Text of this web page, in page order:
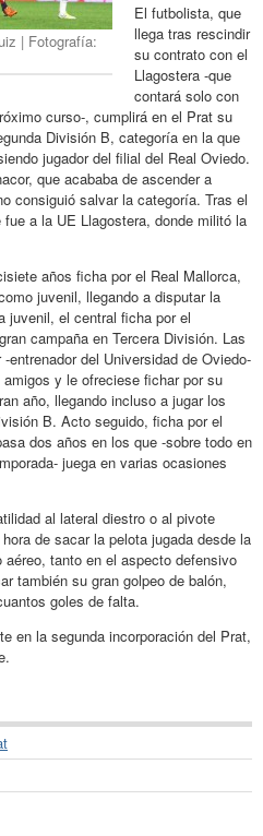
| Fotografía:
El futbolista, que
llega tras rescindir
su contrato con el
Llagostera -que
contará solo con
curso-, cumplirá en el Prat su
División B, categoría en la que
jugador del filial del Real Oviedo.
que acababa de ascender a
consiguió salvar la categoría. Tras el
a la UE Llagostera, donde militó la
años ficha por el Real Mallorca,
juvenil, llegando a disputar la
juvenil, el central ficha por el
campaña en Tercera División. Las
entrenador del Universidad de Oviedo-
y le ofreciese fichar por su
año, llegando incluso a jugar los
B. Acto seguido, ficha por el
dos años en los que -sobre todo en
juega en varias ocasiones
al lateral diestro o al pivote
de sacar la pelota jugada desde la
tanto en el aspecto defensivo
también su gran golpeo de balón,
goles de falta.
en la segunda incorporación del Prat,